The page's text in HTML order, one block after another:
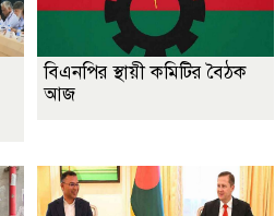
বিএনপির স্থায়ী কমিটির বৈঠক
আজ